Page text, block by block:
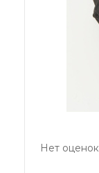
Нет оценок